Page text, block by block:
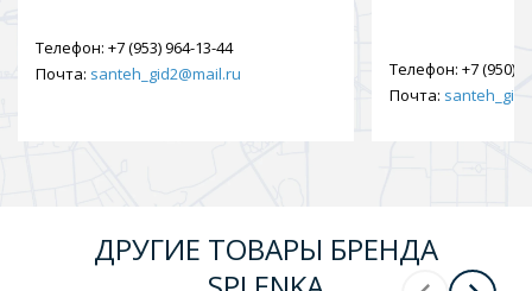
Телефон: +7 (953) 964-13-44
Почта: santeh_gid2@mail.ru Телефон: +7 (950)
Почта:
ДРУГИЕ ТОВАРЫ БРЕНДА